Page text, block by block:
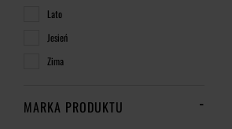
Lato
Jesień
Zima
MARKA PRODUKTU